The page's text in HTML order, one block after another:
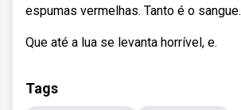
espumas vermelhas. Tanto é o sangue.
Que até a lua se levanta horrível, e.
Tags